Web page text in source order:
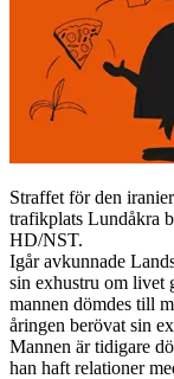
Straffet för den
trafikplats Lundåkra
HD/NST.
Igår avkunnade
sin exhustru om livet
mannen dömdes till
åringen berövat sin
Mannen är tidigare
han haft relationer